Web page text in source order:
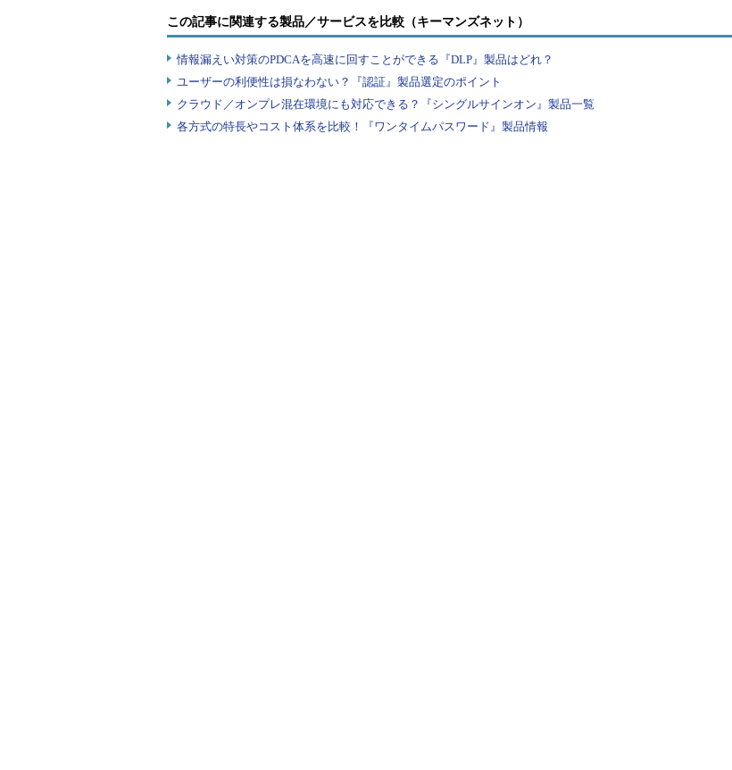
この記事に関連する製品／サービスを比較（キーマンズネット）
情報漏えい対策のPDCAを高速に回すことができる『DLP』製品はどれ？
ユーザーの利便性は損なわない？『認証』製品選定のポイント
クラウド／オンプレ混在環境にも対応できる？『シングルサインオン』製品一覧
各方式の特長やコスト体系を比較！『ワンタイムパスワード』製品情報